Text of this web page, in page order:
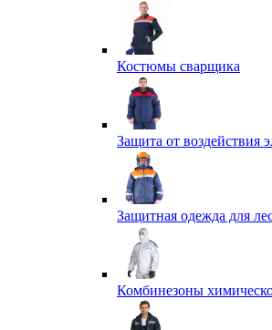
Костюмы сварщика
Защита от воздействия
Защитная одежда для
Комбинезоны